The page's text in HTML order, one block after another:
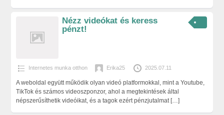
Nézz videókat és keress
pénzt!
Internetes munka otthon Erika25 2025.07.11
A weboldal együtt működik olyan videó platformokkal, mint a Youtube,
TikTok és számos videoszponzor, ahol a megtekintések által
népszerűsíthetik videóikat, és a tagok ezért pénzjutalmat […]